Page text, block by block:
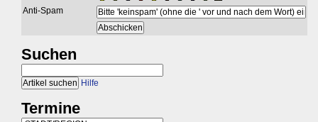
Anti-Spam
Suchen
Hilfe
Termine